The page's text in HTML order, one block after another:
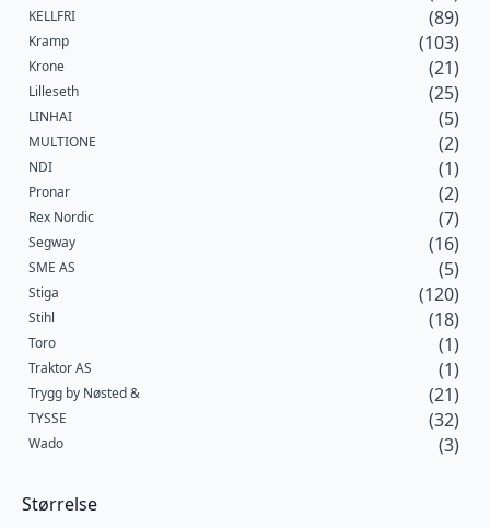
KELLFRI (89)
Kramp (103)
Krone (21)
Lilleseth (25)
LINHAI (5)
MULTIONE (2)
NDI (1)
Pronar (2)
Rex Nordic (7)
Segway (16)
SME AS (5)
Stiga (120)
Stihl (18)
Toro (1)
Traktor AS (1)
Trygg by Nøsted & (21)
TYSSE (32)
Wado (3)
Størrelse